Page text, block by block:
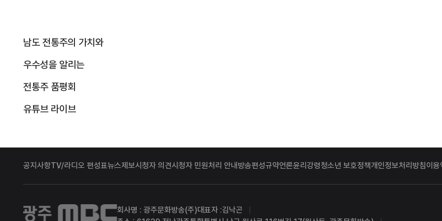
남도 전통주의 가치와
우수성을 알리는
전통주 품평회
유튜브 라이브
공지사항TV/라디오 편성표뉴스제보시청자 의견시청자 민원처리 안내 방송편성규약언론윤리강령청소년 보호정책개인정보처리방침이용
광주MBC 회사명 : 광주문화방송(주)대표자 :김낙곤